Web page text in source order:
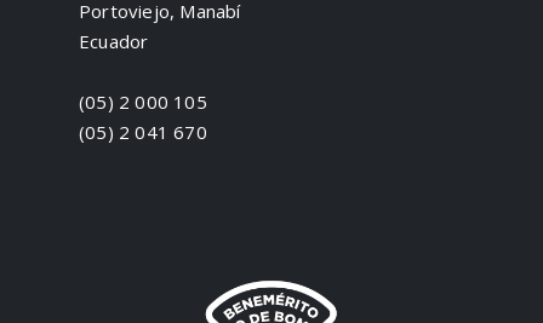
Portoviejo, Manabí
Ecuador
(05) 2 000 105
(05) 2 041 670